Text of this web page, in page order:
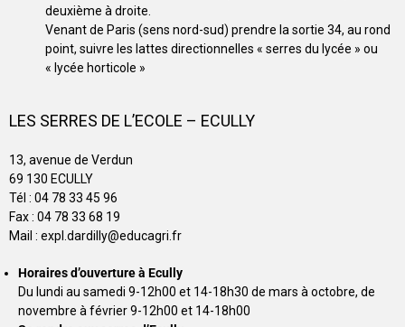
deuxième à droite.
Venant de Paris (sens nord-sud) prendre la sortie 34, au rond
point, suivre les lattes directionnelles « serres du lycée » ou
« lycée horticole »
LES SERRES DE L’ECOLE – ECULLY
13, avenue de Verdun
69 130 ECULLY
Tél : 04 78 33 45 96
Fax : 04 78 33 68 19
Mail : expl.dardilly@educagri.fr
Horaires d’ouverture à Ecully
Du lundi au samedi 9-12h00 et 14-18h30 de mars à octobre, de
novembre à février 9-12h00 et 14-18h00